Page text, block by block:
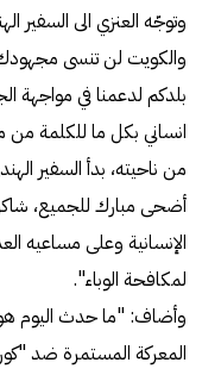
وتوجّه العنزي الى السفير
بلدكم لدعمنا في مواجهة
انساني بكل ما للكلمة من
من ناحيته، بدأ السفير
الإنسانية وعلى مساعيه
لمكافحة الوباء".
وأضاف: "ما حدث اليوم
المعركة المستمرة ضد